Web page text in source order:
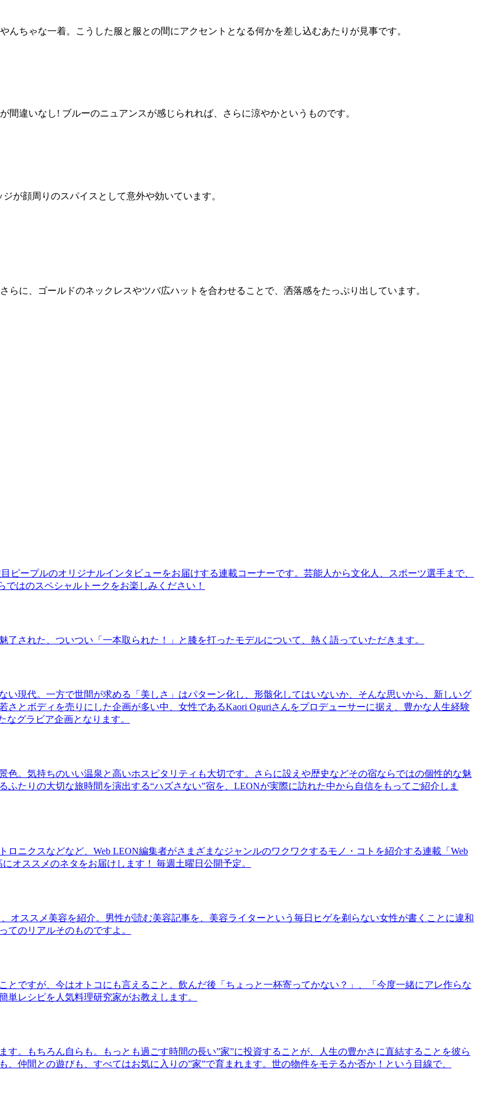
ちゃな一着。こうした服と服との間にアクセントとなる何かを差し込むあたりが見事です。
違いなし! ブルーのニュアンスが感じられれば、さらに涼やかというものです。
が顔周りのスパイスとして意外や効いています。
に、ゴールドのネックレスやツバ広ハットを合わせることで、洒落感をたっぷり出しています。
ピープルのオリジナルインタビューをお届けする連載コーナーです。芸能人から文化人、スポーツ選手まで、
はのスペシャルトークをお楽しみください！
された、ついつい「一本取られた！」と膝を打ったモデルについて、熱く語っていただきます。
い現代。一方で世間が求める「美しさ」はパターン化し、形骸化してはいないか、そんな思いから、新しいグ
とボディを売りにした企画が多い中、女性であるKaori Oguriさんをプロデューサーに据え、豊かな人生経験
なグラビア企画となります。
。気持ちのいい温泉と高いホスピタリティも大切です。さらに設えや歴史などその宿ならではの個性的な魅
たりの大切な旅時間を演出する“ハズさない”宿を、LEONが実際に訪れた中から自信をもってご紹介しま
ニクスなどなど、Web LEON編集者がさまざまなジャンルのワクワクするモノ・コトを紹介する連載「Web
オススメのネタをお届けします！ 毎週土曜日公開予定。
オススメ美容を紹介。男性が読む美容記事を、美容ライターという毎日ヒゲを剃らない女性が書くことに違和
てのリアルそのものですよ。
とですが、今はオトコにも言えること。飲んだ後「ちょっと一杯寄ってかない？」、「今度一緒にアレ作らな
レシピを人気料理研究家がお教えします。
。もちろん自らも。もっとも過ごす時間の長い”家”に投資することが、人生の豊かさに直結することを彼ら
仲間との遊びも、すべてはお気に入りの”家”で育まれます。世の物件をモテるか否か！という目線で、